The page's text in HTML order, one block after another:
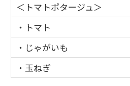
＜トマトポタージュ＞
・トマト
・じゃがいも
・玉ねぎ